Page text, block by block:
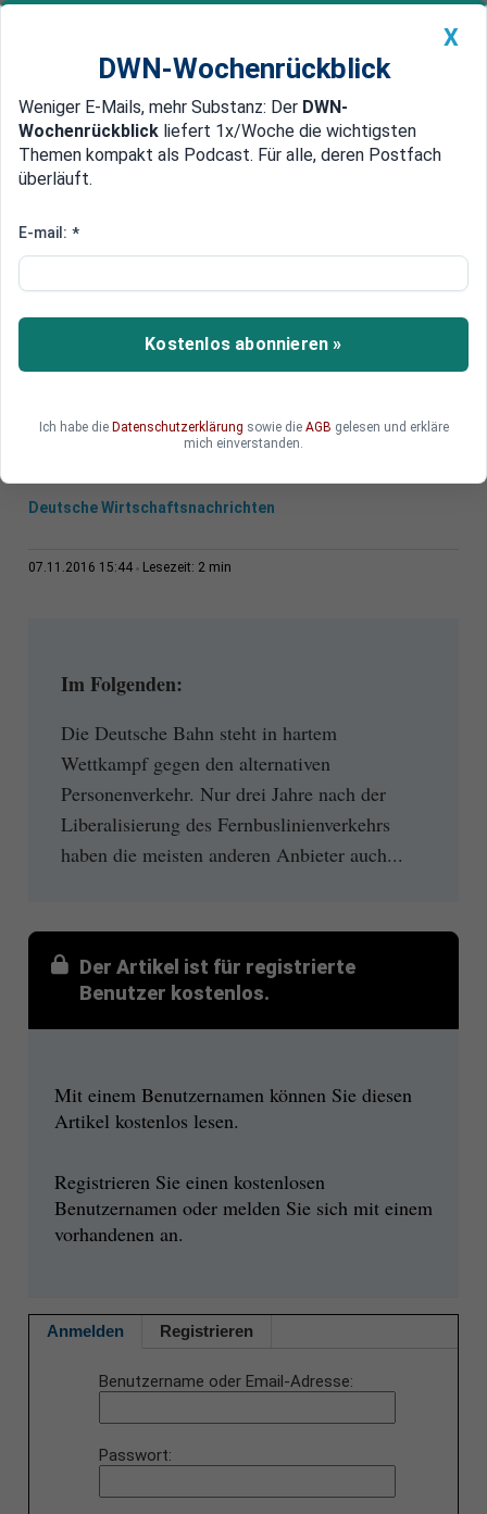
Newsticker MEIN DWN: Geldanlage Premium
Edelmetalle DWN-Magazin China
Markt ist konsolidiert
Deutsche Bahn: Konkurrenz zu
Fernbus-Riese Flixbus
Die Deutsche Bahn und der Fernbusverkehr
Deutsche Wirtschaftsnachrichten
07.11.2016 15:44 Lesezeit: 2 min
Im Folgenden:
Die Deutsche Bahn steht in hartem
Wettkampf gegen den alternativen
Personenverkehr. Nur drei Jahre nach der
Liberalisierung des Fernbuslinienverkehrs
haben die meisten anderen Anbieter auch...
Der Artikel ist für registrierte
Benutzer kostenlos.
Mit einem Benutzernamen können Sie diesen
Artikel kostenlos lesen.
Registrieren Sie einen kostenlosen
Benutzernamen oder melden Sie sich mit einem
vorhandenen an.
Anmelden Registrieren
Benutzername oder Email-Adresse
Passwort
X
DWN-Wochenrückblick
Weniger E-Mails, mehr Substanz: Der DWN-
Wochenrückblick liefert 1x/Woche die wichtigsten
Themen kompakt als Podcast. Für alle, deren Postfach
überläuft.
E-mail: *
Kostenlos abonnieren »
Ich habe die Datenschutzerklärung sowie die AGB gelesen und erkläre
mich einverstanden.